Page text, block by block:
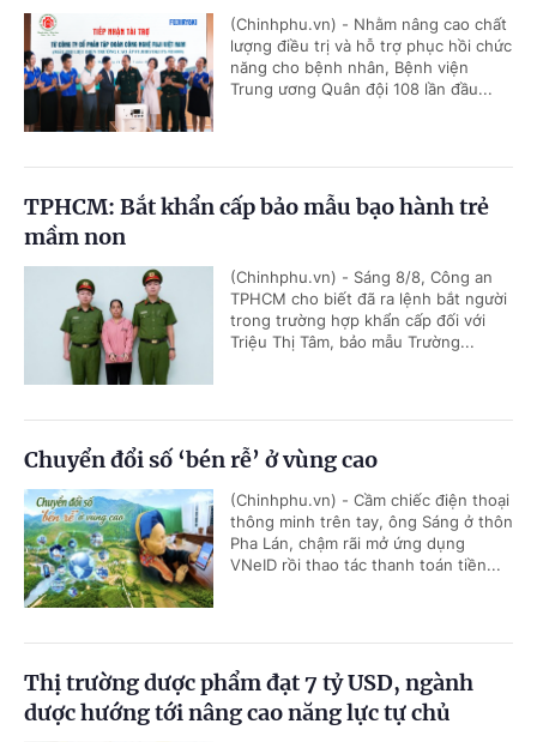
(Chinhphu.vn) - Nhằm nâng cao chất
lượng điều trị và hỗ trợ phục hồi chức
năng cho bệnh nhân, Bệnh viện
Trung ương Quân đội 108 lần đầu...
TPHCM: Bắt khẩn cấp bảo mẫu bạo hành trẻ
mầm non
(Chinhphu.vn) - Sáng 8/8, Công an
TPHCM cho biết đã ra lệnh bắt người
trong trường hợp khẩn cấp đối với
Triệu Thị Tâm, bảo mẫu Trường...
Chuyển đổi số ‘bén rễ’ ở vùng cao
(Chinhphu.vn) - Cầm chiếc điện thoại
thông minh trên tay, ông Sáng ở thôn
Pha Lán, chậm rãi mở ứng dụng
VNeID rồi thao tác thanh toán tiền...
Thị trường dược phẩm đạt 7 tỷ USD, ngành
dược hướng tới nâng cao năng lực tự chủ